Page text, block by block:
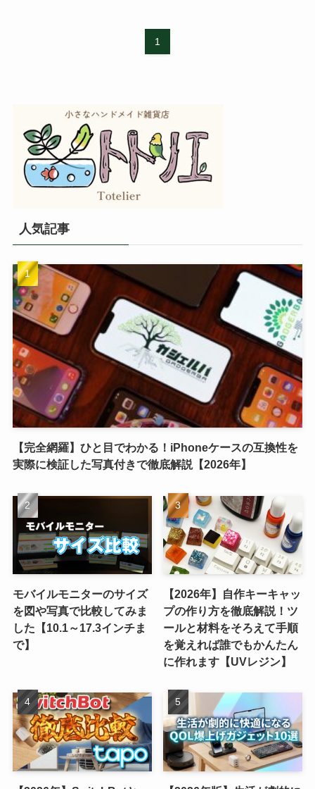
1
人気記事
【完全網羅】ひと目でわかる！iPhoneケースの互換性を
実際に検証した写真付きで徹底解説【2026年】
モバイルモニターのサイズ
を図や写真で比較してみま
した【10.1～17.3インチま
で】
【2026年】自作キーキャッ
プの作り方を徹底解説！ツ
ールと材料をそろえて手順
を覚えれば誰でもかんたん
に作れます【UVレジン】